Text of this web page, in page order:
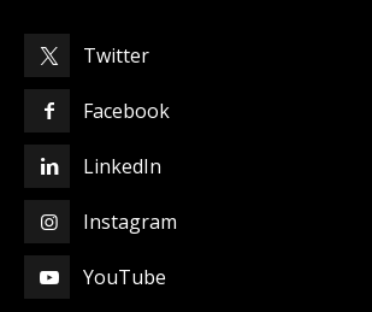
Twitter
Facebook
LinkedIn
Instagram
YouTube